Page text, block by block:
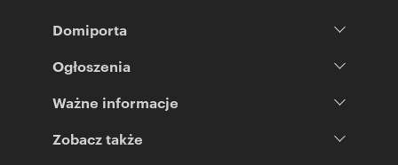
Domiporta
Ogłoszenia
Ważne informacje
Zobacz także